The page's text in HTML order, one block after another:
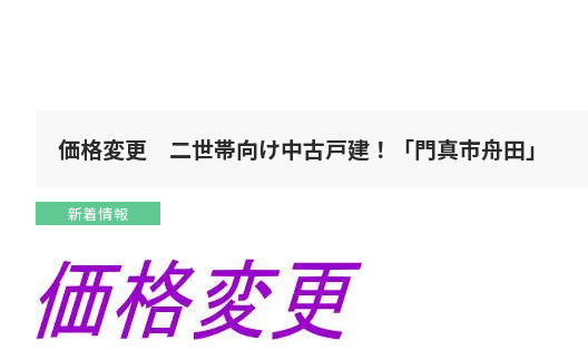
価格変更 二世帯向け中古戸建！「門真市舟田」
新着情報